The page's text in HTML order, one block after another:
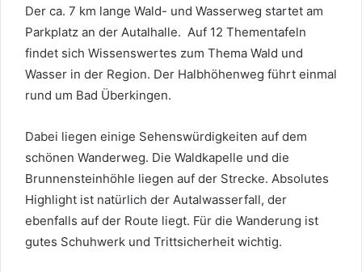
Der ca. 7 km lange Wald- und Wasserweg startet am
Parkplatz an der Autalhalle. Auf 12 Thementafeln
findet sich Wissenswertes zum Thema Wald und
Wasser in der Region. Der Halbhöhenweg führt einmal
rund um Bad Überkingen.
Dabei liegen einige Sehenswürdigkeiten auf dem
schönen Wanderweg. Die Waldkapelle und die
Brunnensteinhöhle liegen auf der Strecke. Absolutes
Highlight ist natürlich der Autalwasserfall, der
ebenfalls auf der Route liegt. Für die Wanderung ist
gutes Schuhwerk und Trittsicherheit wichtig.